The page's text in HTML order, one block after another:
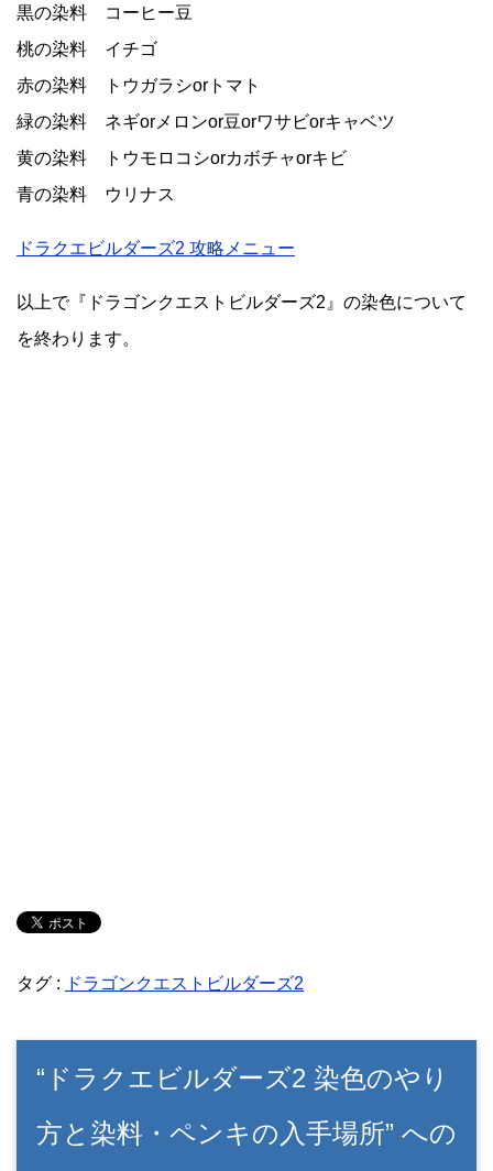
黒の染料 コーヒー豆
桃の染料 イチゴ
赤の染料 トウガラシorトマト
緑の染料 ネギorメロンor豆orワサビorキャベツ
黄の染料 トウモロコシorカボチャorキビ
青の染料 ウリナス
ドラクエビルダーズ2 攻略メニュー
以上で『ドラゴンクエストビルダーズ2』の染色について
を終わります。
タグ : ドラゴンクエストビルダーズ2
“ドラクエビルダーズ2 染色のやり
方と染料・ペンキの入手場所” への